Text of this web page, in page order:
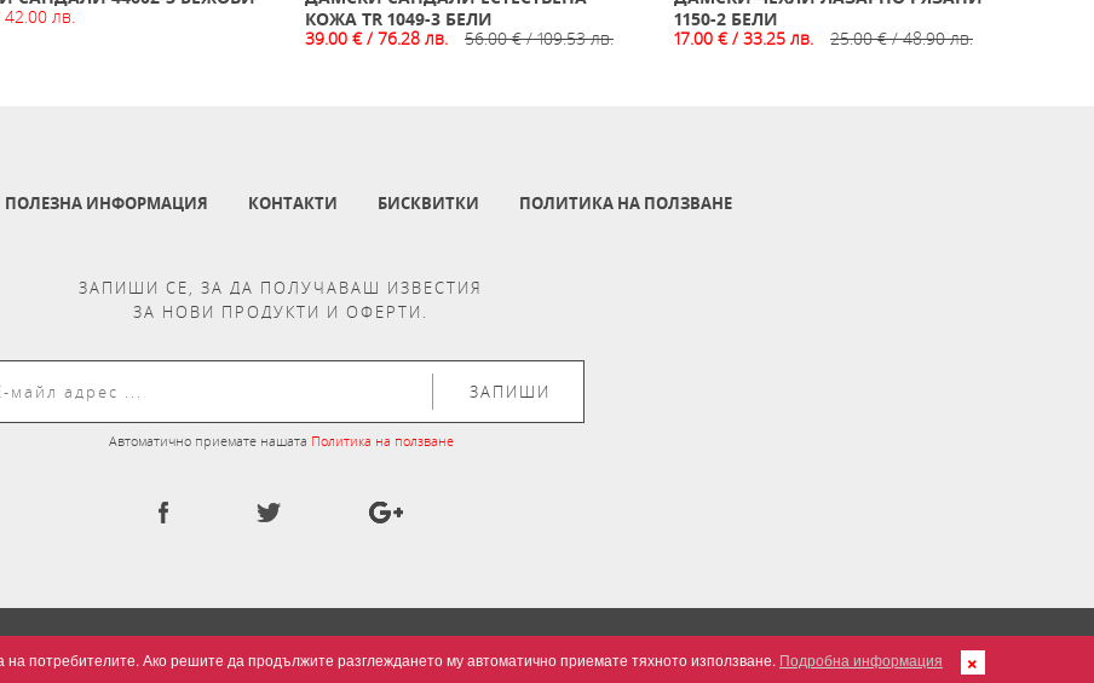
на потребителите. Ако решите да продължите разглеждането му автоматично приемате тяхното използване. Подробна информация
42.00 лв.
КОЖА TR 1049-3 БЕЛИ
39.00 € / 76.28 лв.
56.00 € / 109.53 лв.
1150-2 БЕЛИ
17.00 € / 33.25 лв.
25.00 € / 48.90 лв.
ПОЛЕЗНА ИНФОРМАЦИЯ КОНТАКТИ БИСКВИТКИ ПОЛИТИКА НА ПОЛЗВАНЕ
ЗАПИШИ СЕ, ЗА ДА ПОЛУЧАВАШ ИЗВЕСТИЯ
ЗА НОВИ ПРОДУКТИ И ОФЕРТИ.
ЗАПИШИ
Автоматично приемате нашата Политика на ползване